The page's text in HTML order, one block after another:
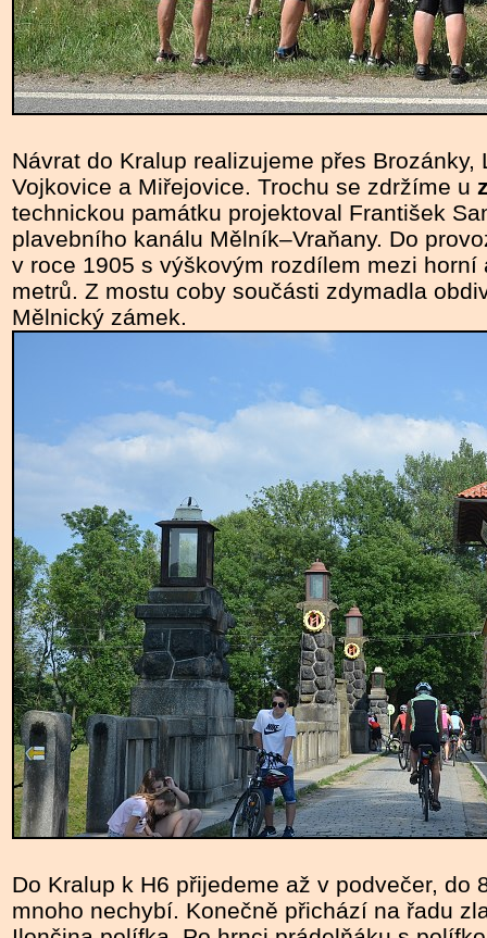
Návrat do Kralup realizujeme přes Brozánky,
Vojkovice a Miřejovice. Trochu se zdržíme u
technickou památku projektoval František
plavebního kanálu Mělník–Vraňany. Do
v roce 1905 s výškovým rozdílem mezi
metrů. Z mostu coby součásti zdymadla
Mělnický zámek.
Do Kralup k H6 přijedeme až v podvečer, do
mnoho nechybí. Konečně přichází na řadu